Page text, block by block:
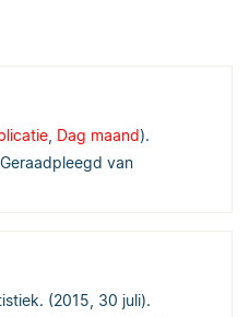
Dag maand).
van
(2015, 30 juli).